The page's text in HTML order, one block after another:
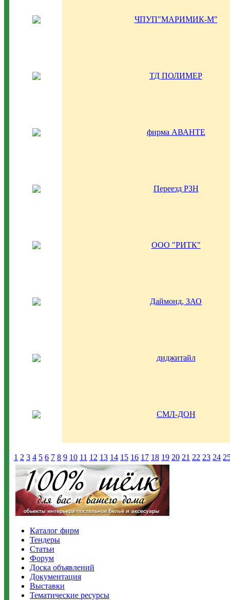
ЧПУП"МАРИМИК-М"
ТД ПОЛИМЕР
фирма АВАНТЕ
Переезд РЗН
ООО "РИТК"
Даймонд, ЗАО
диджитайл
СМЛ-ДОН
1 2 3 4 5 6 7 8 9 10 11 12 13 14 15 16 17 18 19 20 21 22 23 24
Каталог фирм
Тендеры
Статьи
Форум
Доска объявлений
Документация
Выставки
Тематические ресурсы